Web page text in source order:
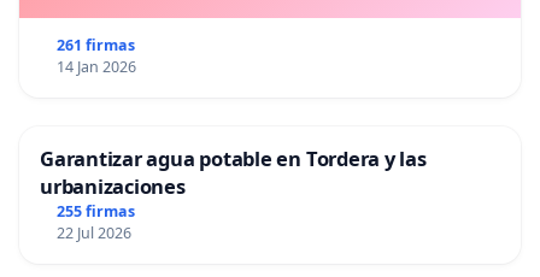
261 firmas
14 Jan 2026
Garantizar agua potable en Tordera y las
urbanizaciones
255 firmas
22 Jul 2026